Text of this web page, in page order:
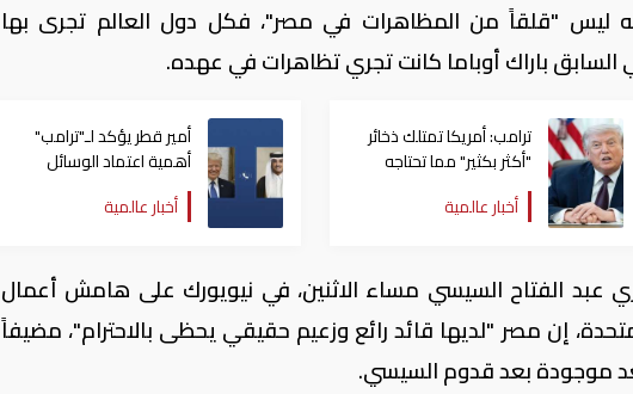
ليس "قلقاً من المظاهرات في مصر"، فكل دول العالم تجرى بها
السابق باراك أوباما كانت تجري تظاهرات في عهده.
ترامب: أمريكا تمتلك ذخائر
"أكثر بكثير" مما تحتاجه
أخبار عالمية
أمير قطر يؤكد لـ"ترامب"
أهمية اعتماد الوسائل
الدبلوماسية لمعالجة
القضايا
أخبار عالمية
عبد الفتاح السيسي مساء الاثنين، في نيويورك على هامش أعمال
للأمم المتحدة، إن مصر "لديها قائد رائع وزعيم حقيقي يحظى بالاحترام"، مضيفاً
موجودة بعد قدوم السيسي.